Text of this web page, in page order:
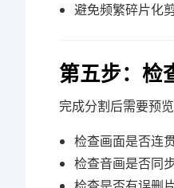
避免频繁碎片化
第五步：检
完成分割后需要预览
检查画面是否连
检查音画是否同